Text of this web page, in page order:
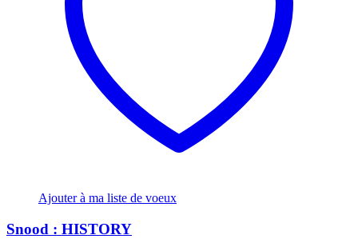
Ajouter à ma liste de voeux
Snood : HISTORY